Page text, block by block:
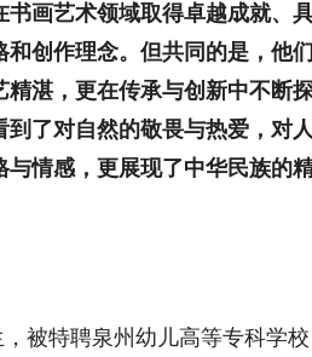
书画艺术领域取得卓越成就、
和创作理念。但共同的是，他
精湛，更在传承与创新中不断
到了对自然的敬畏与热爱，对
与情感，更展现了中华民族的
被特聘泉州幼儿高等专科学